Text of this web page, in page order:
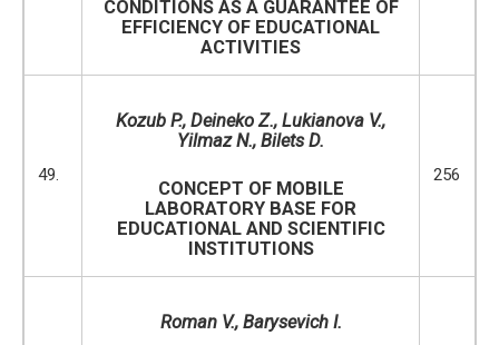
CONDITIONS AS A GUARANTEE OF
EFFICIENCY OF EDUCATIONAL
ACTIVITIES
49.
Kozub P., Deineko Z., Lukianova V.,
Yilmaz N., Bilets D.
CONCEPT OF MOBILE
LABORATORY BASE FOR
EDUCATIONAL AND SCIENTIFIC
INSTITUTIONS
256
Roman V., Barysevich I.